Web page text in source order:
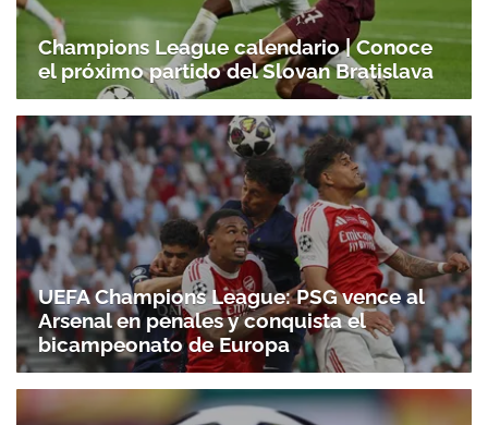
Champions League calendario | Conoce
el próximo partido del Slovan Bratislava
UEFA Champions League: PSG vence al
Arsenal en penales y conquista el
bicampeonato de Europa